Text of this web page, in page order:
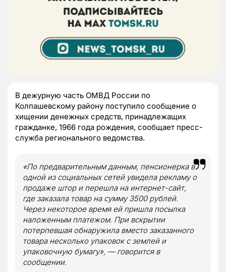
В дежурную часть ОМВД России по
Колпашевскому району поступило сообщение о
хищении денежных средств, принадлежащих
гражданке, 1966 года рождения, сообщает пресс-
служба регионального ведомства.
«По предварительным данным, пенсионерка в
одной из социальных сетей увидела рекламу о
продаже штор и перешла на интернет-сайт,
где заказала товар на сумму 3500 рублей.
Через некоторое время ей пришла посылка
наложенным платежом. При вскрытии
потерпевшая обнаружила вместо заказанного
товара несколько упаковок с землей и
упаковочную бумагу», — говорится в
сообщении.